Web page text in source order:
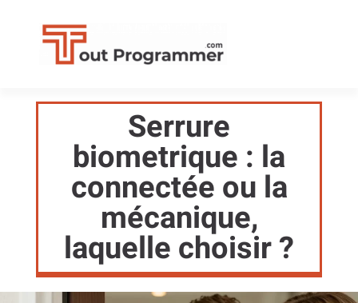
Serrure
biometrique : la
connectée ou la
mécanique,
laquelle choisir ?